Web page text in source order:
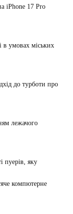
iPhone 17 Pro
в умовах міських
до турботи про
лежачого
пуерів, яку
компютерне